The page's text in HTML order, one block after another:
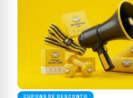
CUPONS DE DESCONTO